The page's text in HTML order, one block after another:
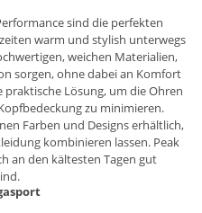
sind die perfekten
warm und stylish unterwegs
weichen Materialien,
sorgen, ohne dabei an Komfort
Lösung, um die Ohren
zu minimieren.
Farben und Designs erhältlich,
kombinieren lassen. Peak
an den kältesten Tagen gut